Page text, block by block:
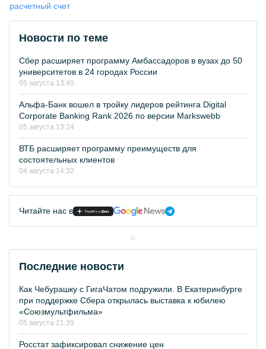
расчетный счет
Новости по теме
Сбер расширяет программу Амбассадоров в вузах до 50
университетов в 24 городах России
05 августа 13:40
Альфа-Банк вошел в тройку лидеров рейтинга Digital
Corporate Banking Rank 2026 по версии Markswebb
05 августа 13:24
ВТБ расширяет программу преимуществ для
состоятельных клиентов
04 августа 14:32
Читайте нас в
Последние новости
Как Чебурашку с ГигаЧатом подружили. В Екатеринбурге
при поддержке Сбера открылась выставка к юбилею
«Союзмультфильма»
05 августа 21:39
Росстат зафиксировал снижение цен